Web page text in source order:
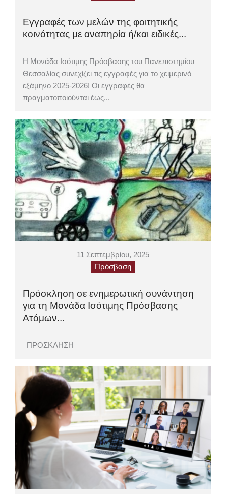
Εγγραφές των μελών της φοιτητικής
κοινότητας με αναπηρία ή/και ειδικές...
Η Μονάδα Ισότιμης Πρόσβασης του Πανεπιστημίου
Θεσσαλίας συνεχίζει τις εγγραφές για το χειμερινό
εξάμηνο 2025-2026! Οι εγγραφές θα
πραγματοποιούνται έως...
11 Σεπτεμβρίου, 2025
Πρόσβαση
Πρόσκληση σε ενημερωτική συνάντηση
για τη Μονάδα Ισότιμης Πρόσβασης
Ατόμων...
ΠΡΟΣΚΛΗΣΗ